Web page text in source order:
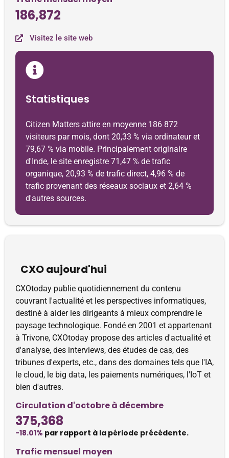
186,872
Visitez le site web
Statistiques
Citizen Matters attire en moyenne 186 872
visiteurs par mois, dont 20,33 % via ordinateur et
79,67 % via mobile. Principalement originaire
d'Inde, le site enregistre 71,47 % de trafic
organique, 20,93 % de trafic direct, 4,96 % de
trafic provenant des réseaux sociaux et 2,64 %
d'autres sources.
CXO aujourd'hui
CXOtoday publie quotidiennement du contenu
couvrant l'actualité et les perspectives informatiques,
destiné à aider les dirigeants à mieux comprendre le
paysage technologique. Fondé en 2001 et appartenant
à Trivone, CXOtoday propose des articles d'actualité et
d'analyse, des interviews, des études de cas, des
tribunes d'experts, etc., dans des domaines tels que l'IA,
le cloud, le big data, les paiements numériques, l'IoT et
bien d'autres.
Circulation d'octobre à décembre
375,368
-18.01% par rapport à la période précédente.
Trafic mensuel moyen